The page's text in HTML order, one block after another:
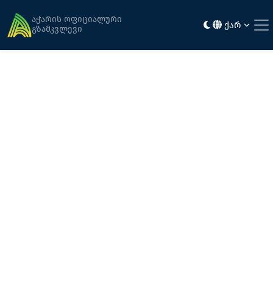
აჭარის ოფიციალური
გზამკვლევი
ქარ